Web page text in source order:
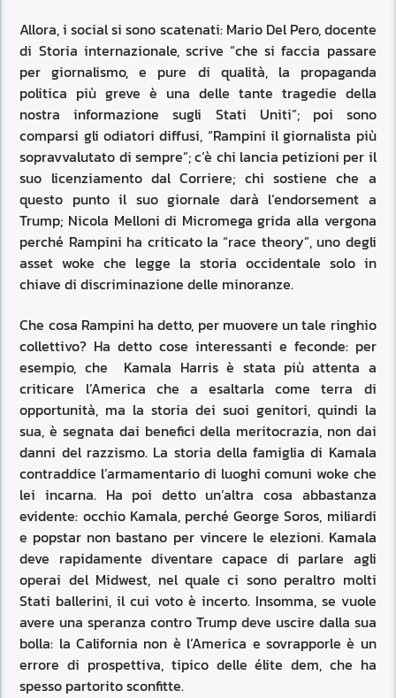
Allora, i social si sono scatenati: Mario Del Pero, docente
di Storia internazionale, scrive “che si faccia passare
per giornalismo, e pure di qualità, la propaganda
politica più greve è una delle tante tragedie della
nostra informazione sugli Stati Uniti”; poi sono
comparsi gli odiatori diffusi, “Rampini il giornalista più
sopravvalutato di sempre”; c’è chi lancia petizioni per il
suo licenziamento dal Corriere; chi sostiene che a
questo punto il suo giornale darà l’endorsement a
Trump; Nicola Melloni di Micromega grida alla vergona
perché Rampini ha criticato la “race theory”, uno degli
asset woke che legge la storia occidentale solo in
chiave di discriminazione delle minoranze.
Che cosa Rampini ha detto, per muovere un tale ringhio
collettivo? Ha detto cose interessanti e feconde: per
esempio, che Kamala Harris è stata più attenta a
criticare l’America che a esaltarla come terra di
opportunità, ma la storia dei suoi genitori, quindi la
sua, è segnata dai benefici della meritocrazia, non dai
danni del razzismo. La storia della famiglia di Kamala
contraddice l’armamentario di luoghi comuni woke che
lei incarna. Ha poi detto un’altra cosa abbastanza
evidente: occhio Kamala, perché George Soros, miliardi
e popstar non bastano per vincere le elezioni. Kamala
deve rapidamente diventare capace di parlare agli
operai del Midwest, nel quale ci sono peraltro molti
Stati ballerini, il cui voto è incerto. Insomma, se vuole
avere una speranza contro Trump deve uscire dalla sua
bolla: la California non è l’America e sovrapporle è un
errore di prospettiva, tipico delle élite dem, che ha
spesso partorito sconfitte.